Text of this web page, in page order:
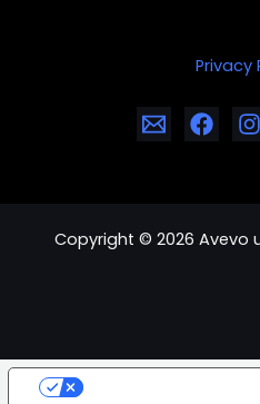
Privacy
Copyright © 2026 Avevo
Your Privacy Choices